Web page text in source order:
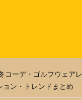
コーデ・ゴルフウェアレ
ョン・トレンドまとめ